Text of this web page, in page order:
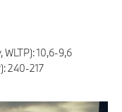
10,6-9,6
240-217